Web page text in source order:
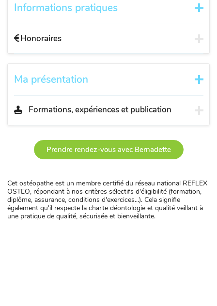
Informations pratiques
Honoraires
Ma présentation
Formations, expériences et publication
Prendre rendez-vous avec Bernadette
Cet ostéopathe est un membre certifié du réseau national REFLEX
OSTEO, répondant à nos critères sélectifs d'éligibilité (formation,
diplôme, assurance, conditions d'exercices...). Cela signifie
également qu'il respecte la charte déontologie et qualité veillant à
une pratique de qualité, sécurisée et bienveillante.